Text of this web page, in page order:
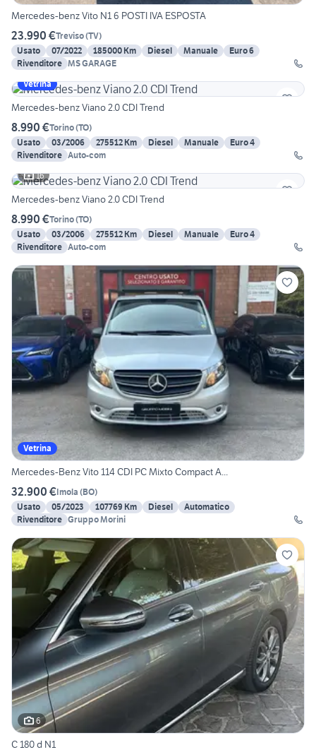
Mercedes-benz Vito N1 6 POSTI IVA ESPOSTA
23.990 €Treviso(TV)
Usato
07/2022 185000 Km Diesel Manuale
Euro 6
Rivenditore MS GARAGE
Vetrina
Mercedes-benz Viano 2.0 CDI Trend
8.990 €Torino(TO)
Usato
03/2006 275512 Km Diesel Manuale
Euro 4
Rivenditore Auto-com
16
Mercedes-benz Viano 2.0 CDI Trend
8.990 €Torino(TO)
Usato
03/2006 275512 Km Diesel Manuale
Euro 4
Rivenditore Auto-com
Vetrina
Mercedes-Benz Vito 114 CDI PC Mixto Compact A...
32.900 €Imola (BO)
Usato
05/2023 107769 Km Diesel
Automatico
Rivenditore Gruppo Morini
6
C 180 d N1